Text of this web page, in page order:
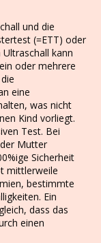
und die
(=ETT) oder
kann
oder mehrere
eine
was nicht
Kind vorliegt.
Test. Bei
Mutter
Sicherheit
mittlerweile
bestimmte
Ein
dass das
einen